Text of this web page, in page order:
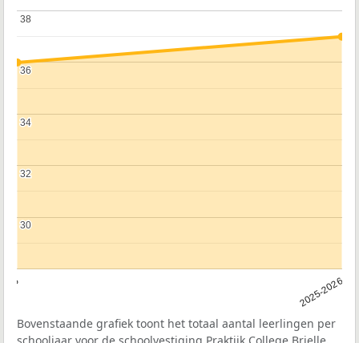
2025-2026
30
30
32
32
34
34
36
36
38
38
Bovenstaande grafiek toont het totaal aantal leerlingen per
schooljaar voor de schoolvestiging Praktijk College Brielle.